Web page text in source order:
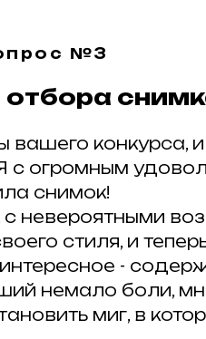
№3
отбора
вашего конкурса,
с огромным
снимок!
невероятными
стиля, и
-
немало боли,
миг, в